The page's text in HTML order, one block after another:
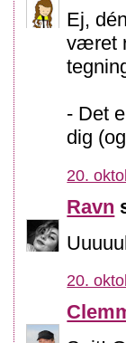
Ej,
været
- Det
dig
20.
Ravn
20.